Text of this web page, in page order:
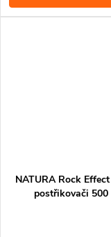
NATURA Rock
postřikovači 500